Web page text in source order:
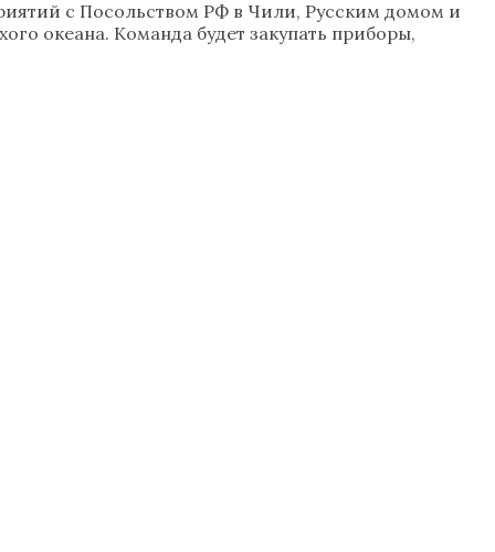
с Посольством РФ в Чили, Русским домом и
океана. Команда будет закупать приборы,